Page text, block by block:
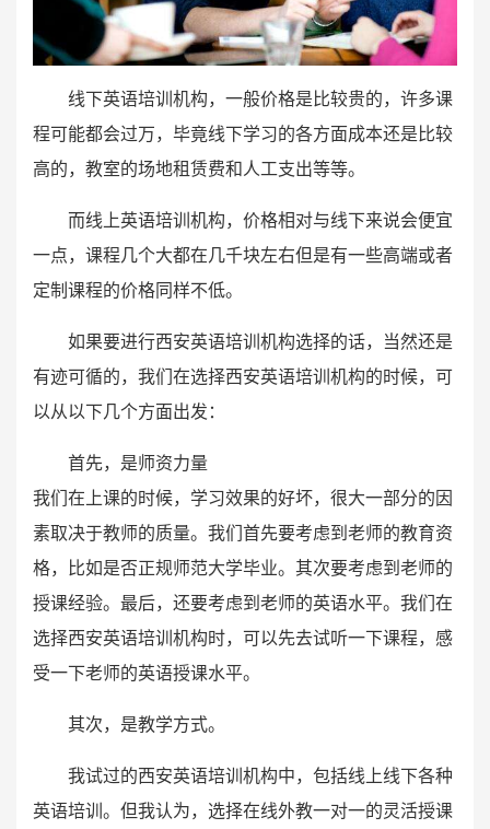
线下英语培训机构，一般价格是比较贵的，许多课
程可能都会过万，毕竟线下学习的各方面成本还是比较
高的，教室的场地租赁费和人工支出等等。
而线上英语培训机构，价格相对与线下来说会便宜
一点，课程几个大都在几千块左右但是有一些高端或者
定制课程的价格同样不低。
如果要进行西安英语培训机构选择的话，当然还是
有迹可循的，我们在选择西安英语培训机构的时候，可
以从以下几个方面出发：
首先，是师资力量
我们在上课的时候，学习效果的好坏，很大一部分的因
素取决于教师的质量。我们首先要考虑到老师的教育资
格，比如是否正规师范大学毕业。其次要考虑到老师的
授课经验。最后，还要考虑到老师的英语水平。我们在
选择西安英语培训机构时，可以先去试听一下课程，感
受一下老师的英语授课水平。
其次，是教学方式。
我试过的西安英语培训机构中，包括线上线下各种
英语培训。但我认为，选择在线外教一对一的灵活授课